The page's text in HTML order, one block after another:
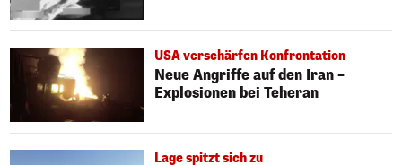
USA verschärfen Konfrontation
Neue Angriffe auf den Iran –
Explosionen bei Teheran
Lage spitzt sich zu